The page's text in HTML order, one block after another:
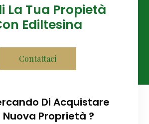
La Tua Propietà
Ediltesina
Contattaci
Di Acquistare
Nuova Proprietà ?